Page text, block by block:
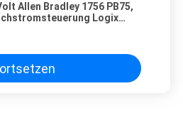
Allen Bradley 1756 PB75,
Logix